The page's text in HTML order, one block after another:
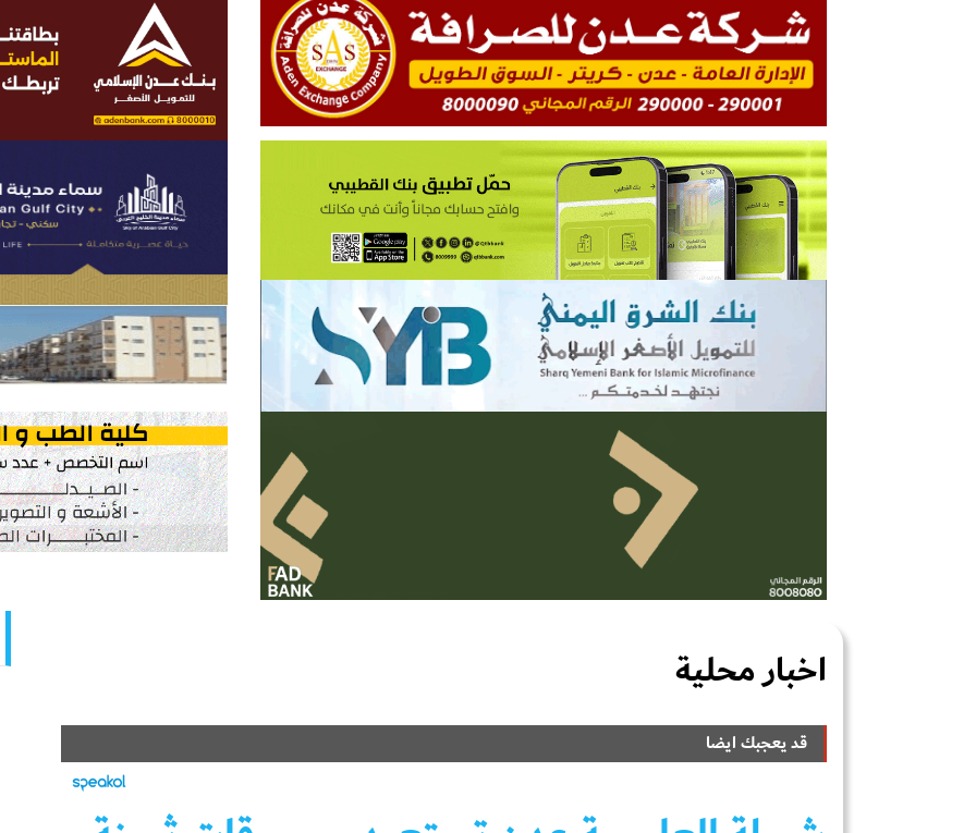
اخبار محلية
قد يعجبك ايضا